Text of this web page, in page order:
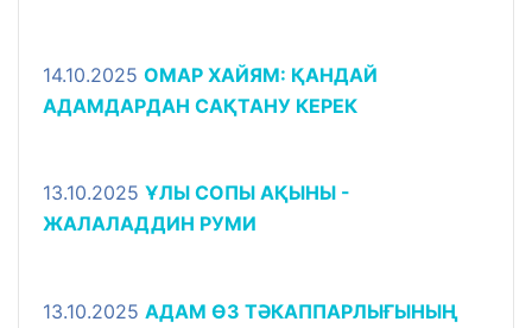
14.10.2025 ОМАР ХАЙЯМ: ҚАНДАЙ
АДАМДАРДАН САҚТАНУ КЕРЕК
13.10.2025 ҰЛЫ СОПЫ АҚЫНЫ -
ЖАЛАЛАДДИН РУМИ
13.10.2025 АДАМ ӨЗ ТӘКАППАРЛЫҒЫНЫҢ